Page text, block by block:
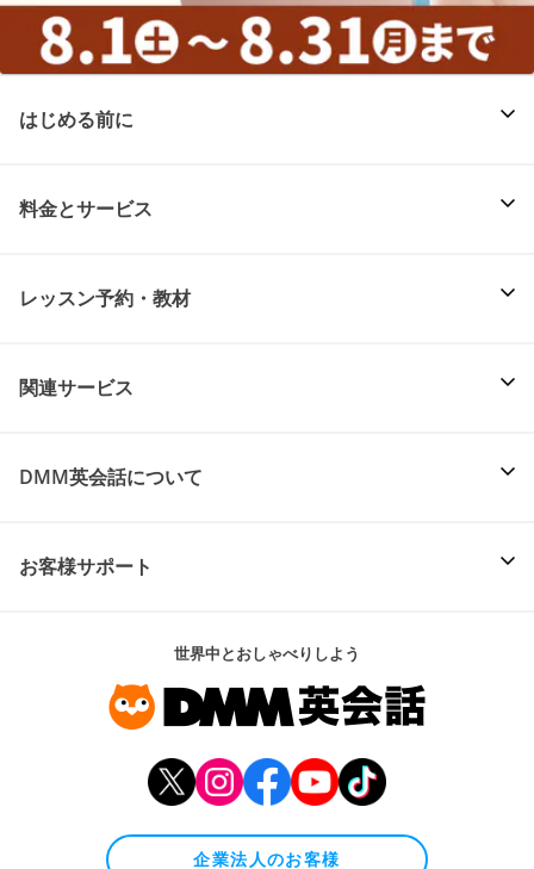
はじめる前に
料金とサービス
レッスン予約・教材
関連サービス
DMM英会話について
お客様サポート
世界中とおしゃべりしよう
企業法人のお客様